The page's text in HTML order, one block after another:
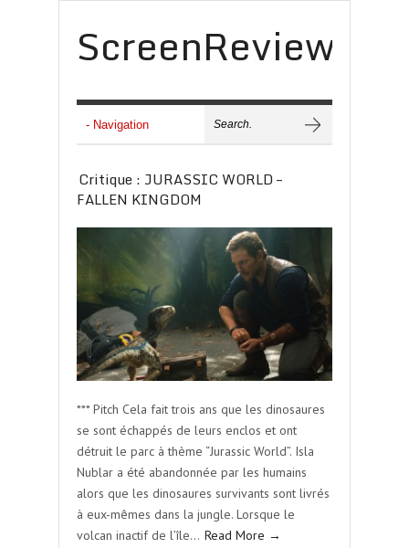
ScreenReview
Critique : JURASSIC WORLD –
FALLEN KINGDOM
*** Pitch Cela fait trois ans que les dinosaures
se sont échappés de leurs enclos et ont
détruit le parc à thème “Jurassic World”. Isla
Nublar a été abandonnée par les humains
alors que les dinosaures survivants sont livrés
à eux-mêmes dans la jungle. Lorsque le
volcan inactif de l’île… Read More →